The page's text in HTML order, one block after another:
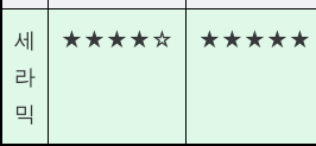
세
라
믹
★★★★☆ ★★★★★